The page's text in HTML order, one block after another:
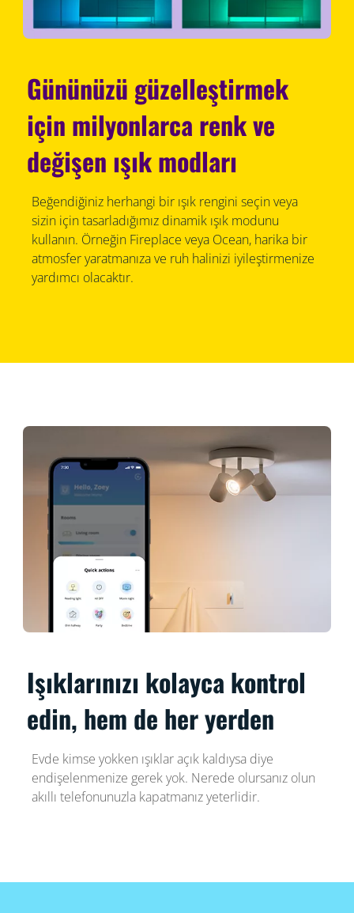
Gününüzü güzelleştirmek
için milyonlarca renk ve
değişen ışık modları
Beğendiğiniz herhangi bir ışık rengini seçin veya
sizin için tasarladığımız dinamik ışık modunu
kullanın. Örneğin Fireplace veya Ocean, harika bir
atmosfer yaratmanıza ve ruh halinizi iyileştirmenize
yardımcı olacaktır.
Işıklarınızı kolayca kontrol
edin, hem de her yerden
Evde kimse yokken ışıklar açık kaldıysa diye
endişelenmenize gerek yok. Nerede olursanız olun
akıllı telefonunuzla kapatmanız yeterlidir.